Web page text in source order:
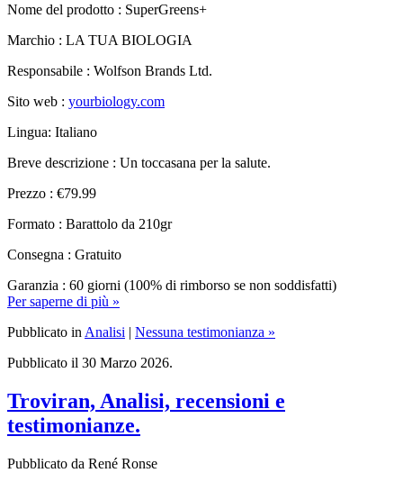
Marchio : LA TUA BIOLOGIA
Responsabile : Wolfson Brands Ltd.
Sito web :yourbiology.com
Lingua: Italiano
Breve descrizione : Un toccasana per la salute.
Prezzo : €79.99
Formato : Barattolo da 210gr
Consegna : Gratuito
Garanzia : 60 giorni (100% di rimborso se non soddisfatti)
Pubblicato inAnalisi
Pubblicato il 30 Marzo 2026.
Troviran, Analisi, recensioni e
testimonianze.
Pubblicato da René Ronse
Analisi completa di Troviran